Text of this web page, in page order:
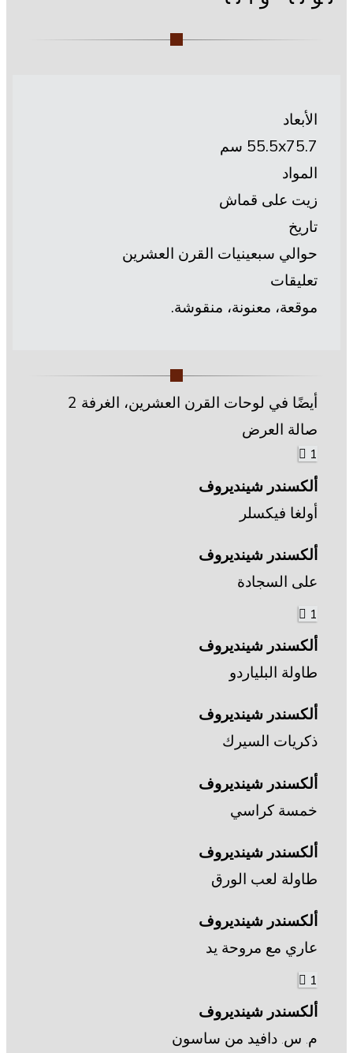
الأبعاد
55.5х75.7 سم
المواد
زيت على قماش
تاريخ
حوالي سبعينيات القرن العشرين
تعليقات
موقعة، معنونة، منقوشة.
أيضًا في لوحات القرن العشرين، الغرفة 2
صالة العرض
1
ألكسندر شينديروف
أولغا فيكسلر
ألكسندر شينديروف
على السجادة
1
ألكسندر شينديروف
طاولة البلياردو
ألكسندر شينديروف
ذكريات السيرك
ألكسندر شينديروف
خمسة كراسي
ألكسندر شينديروف
طاولة لعب الورق
ألكسندر شينديروف
عاري مع مروحة يد
1
ألكسندر شينديروف
م. س. دافيد من ساسون